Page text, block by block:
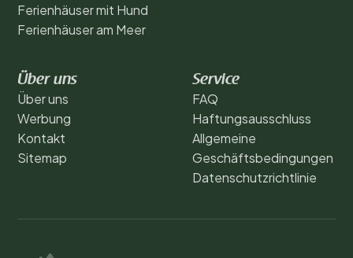
Ferienhäuser mit Hund
Ferienhäuser am Meer
Über uns
Über uns
Werbung
Kontakt
Sitemap
Service
FAQ
Haftungsausschluss
Allgemeine
Geschäftsbedingungen
Datenschutzrichtlinie